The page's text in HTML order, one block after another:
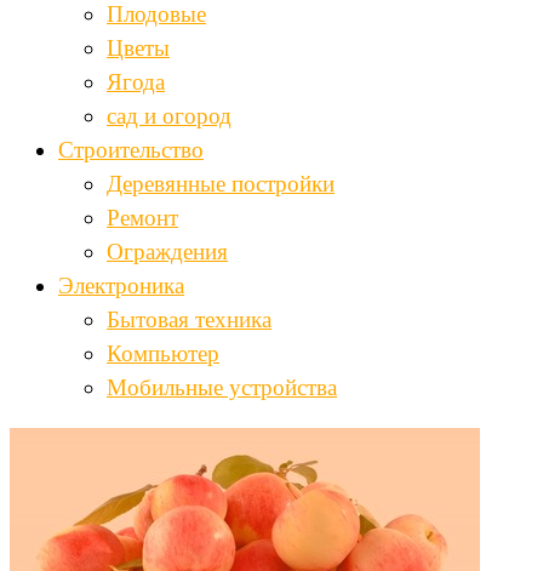
Плодовые
Цветы
Ягода
сад и огород
Строительство
Деревянные постройки
Ремонт
Ограждения
Электроника
Бытовая техника
Компьютер
Мобильные устройства